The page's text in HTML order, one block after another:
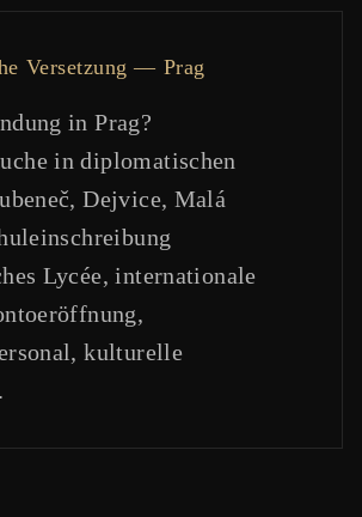
Versetzung — Prag
in Prag?
in diplomatischen
Dejvice, Malá
Lycée, internationale
kulturelle